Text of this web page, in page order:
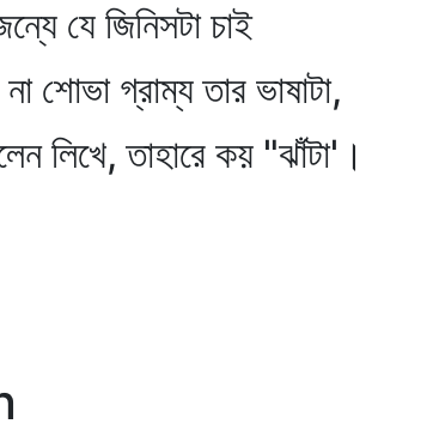
যে জিনিসটা চাই
শোভা গ্রাম্য তার ভাষাটা,
লিখে, তাহারে কয় "ঝাঁটা'।